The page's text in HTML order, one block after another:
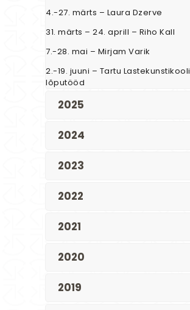
4.-27. märts – Laura Dzerve
31. märts – 24. aprill – Riho Kall
7.-28. mai – Mirjam Varik
2.-19. juuni – Tartu Lastekunstikooli
lõputööd
2025
2024
2023
2022
2021
2020
2019